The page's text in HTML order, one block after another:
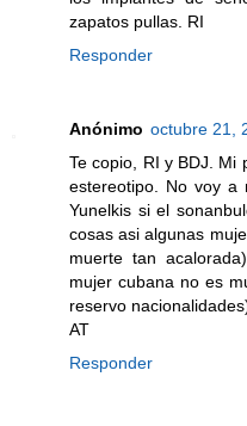
zapatos pullas. RI
Responder
Anónimo octubre 21,
Te copio, RI y BDJ. Mi
estereotipo. No voy a
Yunelkis si el
cosas asi algunas
muerte tan
mujer cubana no es
reservo
AT
Responder